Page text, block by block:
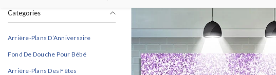
Categories
Arrière-Plans D’Anniversaire
Fond De Douche Pour Bébé
Arrière-Plans Des Fêtes